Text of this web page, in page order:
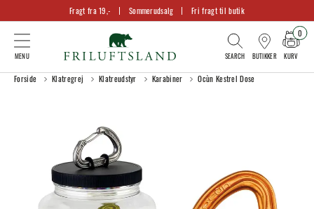
Fragt fra 19,- Sommerudsalg Fri fragt til butik
BUTIKKER KURV
0
Forside Klatregrej Klatreudstyr Karabiner Ocùn Kestrel Dose